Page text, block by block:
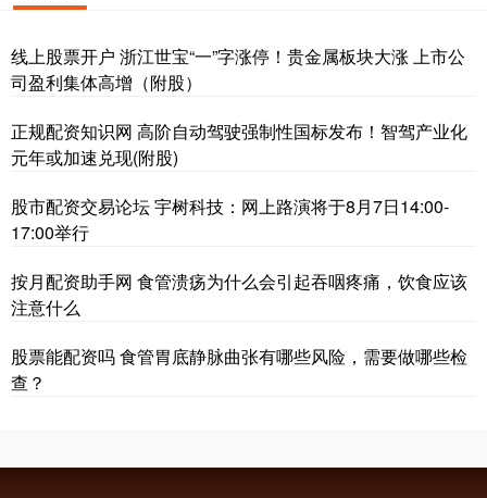
线上股票开户 浙江世宝“一”字涨停！贵金属板块大涨 上市公
司盈利集体高增（附股）
正规配资知识网 高阶自动驾驶强制性国标发布！智驾产业化
元年或加速兑现(附股)
股市配资交易论坛 宇树科技：网上路演将于8月7日14:00-
17:00举行
按月配资助手网 食管溃疡为什么会引起吞咽疼痛，饮食应该
注意什么
股票能配资吗 食管胃底静脉曲张有哪些风险，需要做哪些检
查？